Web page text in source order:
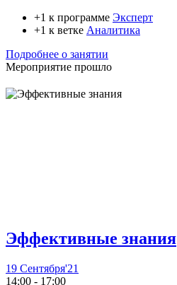
+1 к программе Эксперт
+1 к ветке Аналитика
Подробнее о занятии
Мероприятие прошло
Эффективные знания
19 Сентября'21
14:00 - 17:00